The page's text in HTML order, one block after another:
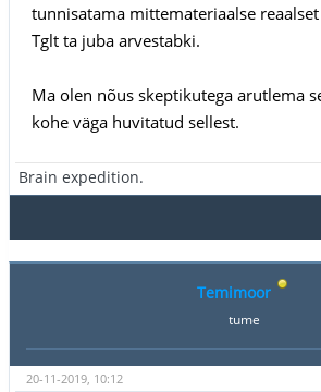
tunnisatama mittemateriaalse
Tglt ta juba arvestabki.
Ma olen nõus skeptikutega arutlema
kohe väga huvitatud sellest.
Brain expedition.
Temimoor
tume
20-11-2019, 10:12